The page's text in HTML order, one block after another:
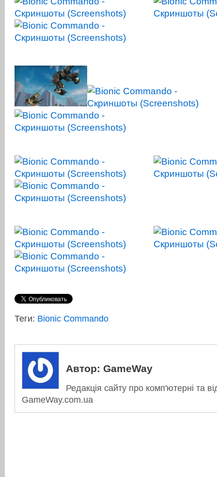
Теги: Bionic Commando
Автор: GameWay
Редакція сайту про комп'ютерні та
GameWay.com.ua